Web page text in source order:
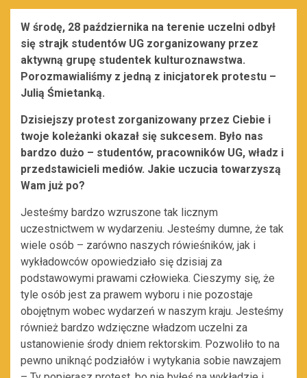
W środę, 28 października na terenie uczelni odbył
się strajk studentów UG zorganizowany przez
aktywną grupę studentek kulturoznawstwa.
Porozmawialiśmy z jedną z inicjatorek protestu –
Julią Śmietanką.
Dzisiejszy protest zorganizowany przez Ciebie i
twoje koleżanki okazał się sukcesem. Było nas
bardzo dużo – studentów, pracowników UG, władz i
przedstawicieli mediów. Jakie uczucia towarzyszą
Wam już po?
Jesteśmy bardzo wzruszone tak licznym
uczestnictwem w wydarzeniu. Jesteśmy dumne, że tak
wiele osób – zarówno naszych rówieśników, jak i
wykładowców opowiedziało się dzisiaj za
podstawowymi prawami człowieka. Cieszymy się, że
tyle osób jest za prawem wyboru i nie pozostaje
obojętnym wobec wydarzeń w naszym kraju. Jesteśmy
również bardzo wdzięczne władzom uczelni za
ustanowienie środy dniem rektorskim. Pozwoliło to na
pewno uniknąć podziałów i wytykania sobie nawzajem